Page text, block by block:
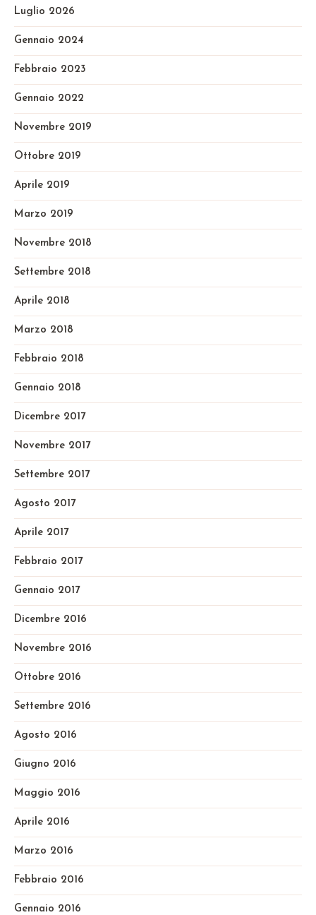
Luglio 2026
Gennaio 2024
Febbraio 2023
Gennaio 2022
Novembre 2019
Ottobre 2019
Aprile 2019
Marzo 2019
Novembre 2018
Settembre 2018
Aprile 2018
Marzo 2018
Febbraio 2018
Gennaio 2018
Dicembre 2017
Novembre 2017
Settembre 2017
Agosto 2017
Aprile 2017
Febbraio 2017
Gennaio 2017
Dicembre 2016
Novembre 2016
Ottobre 2016
Settembre 2016
Agosto 2016
Giugno 2016
Maggio 2016
Aprile 2016
Marzo 2016
Febbraio 2016
Gennaio 2016